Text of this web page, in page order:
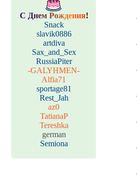
С Днем Рождения!
Snack
slavik0886
artdiva
Sax_and_Sex
RussiaPiter
-GALYHMEN-
Alfia71
sportage81
Rest_Jah
az0
TatianaP
Tereshka
german
Semiona